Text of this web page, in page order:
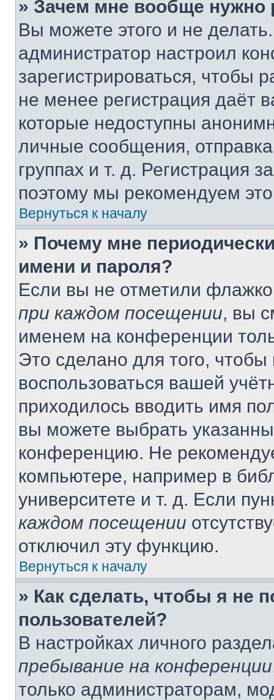
» Зачем мне вообще нужно
Вы можете этого и не
администратор настроил
зарегистрироваться, чтобы
не менее регистрация даёт
которые недоступны
личные сообщения,
группах и т. д. Регистрация
поэтому мы рекомендуем
Вернуться к началу
» Почему мне
имени и пароля?
Если вы не отметили
при каждом посещении, вы
именем на конференции
Это сделано для того, чтобы
воспользоваться вашей
приходилось вводить имя
вы можете выбрать
конференцию. Не
компьютере, например в
университете и т. д. Если
каждом посещении
отключил эту функцию.
Вернуться к началу
» Как сделать, чтобы я не
пользователей?
В настройках личного
пребывание на конференции
только администраторам,